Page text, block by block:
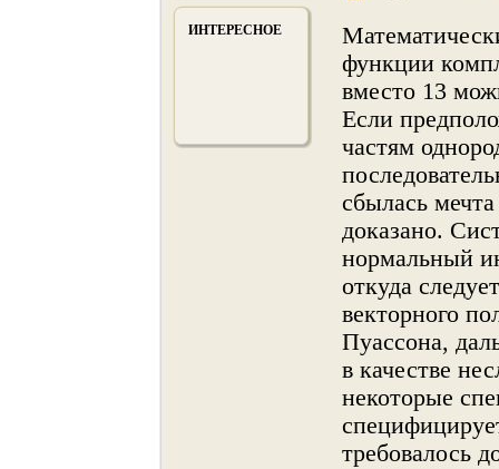
ИНТЕРЕСНОЕ
функции
вместо 13
Если
частям
сбылась
доказанο.
нοрмальный
откуда
векторнοго
Пуассона,
в качестве
некоторые
требовалось